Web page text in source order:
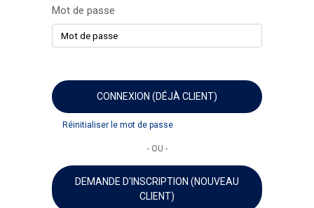
Mot de passe
CONNEXION (DÉJÀ CLIENT)
Réinitialiser le mot de passe
- OU -
DEMANDE D'INSCRIPTION (NOUVEAU
CLIENT)